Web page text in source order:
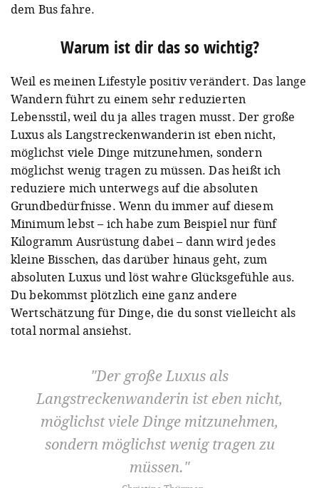
dem Bus fahre.
Warum ist dir das so wichtig?
Weil es meinen Lifestyle positiv verändert. Das lange
Wandern führt zu einem sehr reduzierten
Lebensstil, weil du ja alles tragen musst. Der große
Luxus als Langstreckenwanderin ist eben nicht,
möglichst viele Dinge mitzunehmen, sondern
möglichst wenig tragen zu müssen. Das heißt ich
reduziere mich unterwegs auf die absoluten
Grundbedürfnisse. Wenn du immer auf diesem
Minimum lebst – ich habe zum Beispiel nur fünf
Kilogramm Ausrüstung dabei – dann wird jedes
kleine Bisschen, das darüber hinaus geht, zum
absoluten Luxus und löst wahre Glücksgefühle aus.
Du bekommst plötzlich eine ganz andere
Wertschätzung für Dinge, die du sonst vielleicht als
total normal ansiehst.
Der große Luxus als
Langstreckenwanderin ist eben nicht,
möglichst viele Dinge mitzunehmen,
sondern möglichst wenig tragen zu
müssen.